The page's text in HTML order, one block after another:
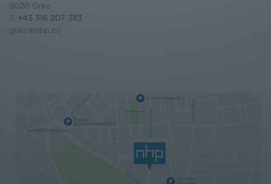
8020 Graz
T: +43 316 207 383
graz@nhp.eu